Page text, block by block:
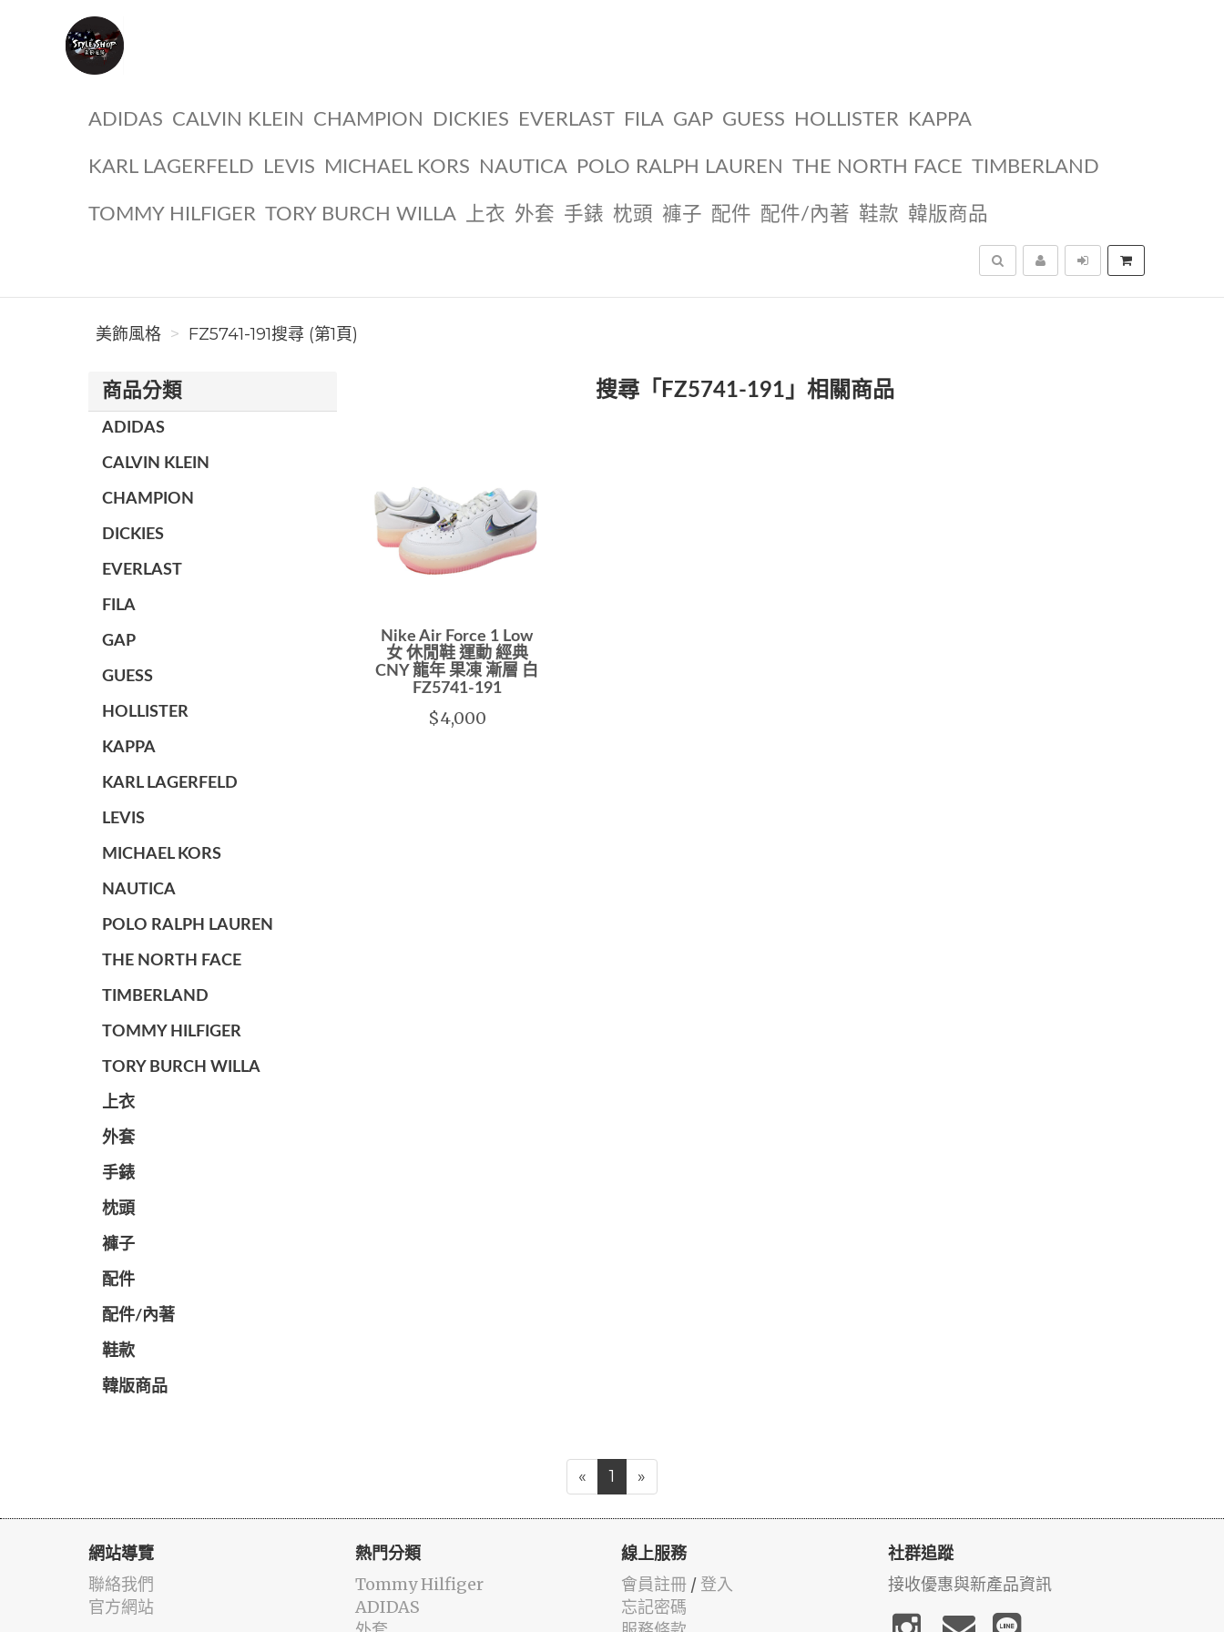
ADIDAS CALVIN KLEIN CHAMPION DICKIES EVERLAST FILA GAP GUESS HOLLISTER KAPPA
KARL LAGERFELD LEVIS MICHAEL KORS NAUTICA POLO RALPH LAUREN THE NORTH FACE TIMBERLAND
TOMMY HILFIGER TORY BURCH WILLA 上衣 外套 手錶 枕頭 褲子 配件 配件/內著 鞋款 韓版商品
搜尋
美飾風格 FZ5741-191搜尋 (第1頁)
商品分類
ADIDAS
CALVIN KLEIN
CHAMPION
DICKIES
EVERLAST
FILA
GAP
GUESS
HOLLISTER
KAPPA
KARL LAGERFELD
LEVIS
MICHAEL KORS
NAUTICA
POLO RALPH LAUREN
THE NORTH FACE
TIMBERLAND
TOMMY HILFIGER
TORY BURCH WILLA
上衣
外套
手錶
枕頭
褲子
配件
配件/內著
鞋款
韓版商品
搜尋「FZ5741-191」相關商品
Nike Air Force 1 Low
女 休閒鞋 運動 經典
CNY 龍年 果凍 漸層 白
FZ5741-191
$4,000
« 1 »
網站導覽
聯絡我們
官方網站
熱門分類
Tommy Hilfiger
ADIDAS
線上服務
會員註冊 / 登入
忘記密碼
社群追蹤
接收優惠與新產品資訊